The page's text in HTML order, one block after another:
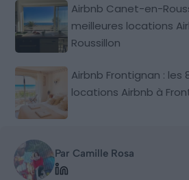
Airbnb Canet-en-
meilleures locations
Roussillon
Airbnb Frontignan : les
locations Airbnb à
Par Camille Rosa